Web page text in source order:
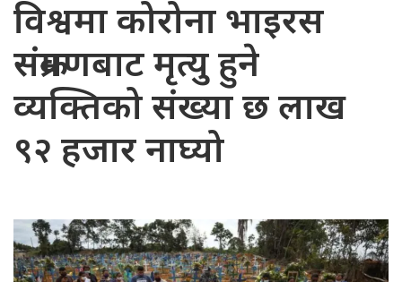
विश्वमा कोरोना भाइरस
संक्रमणबाट मृत्यु हुने
व्यक्तिको संख्या छ लाख
९२ हजार नाघ्यो